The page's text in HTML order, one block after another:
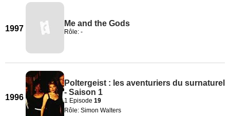
1997
Me and the Gods
Rôle: -
1996
Poltergeist : les aventuriers du surnaturel
- Saison 1
1 Episode 19
Rôle: Simon Walters